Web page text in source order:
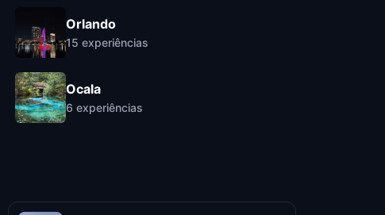
Orlando
15 experiências
Ocala
6 experiências